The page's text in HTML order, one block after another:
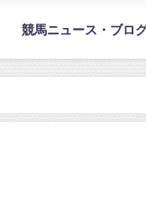
競馬ニュース・ブロ